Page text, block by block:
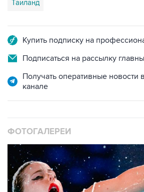
Подписаться на рассылку
Получать оперативные